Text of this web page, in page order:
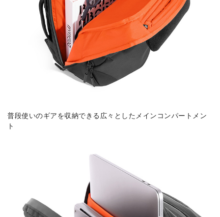
普段使いのギアを収納できる広々としたメインコンパートメン
ト